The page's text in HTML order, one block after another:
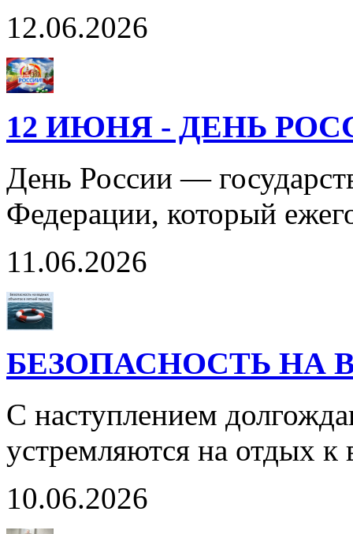
12.06.2026
12 ИЮНЯ - ДЕНЬ
День России —
Федерации, который
11.06.2026
БЕЗОПАСНОСТЬ НА
С наступлением
устремляются на отдых
10.06.2026